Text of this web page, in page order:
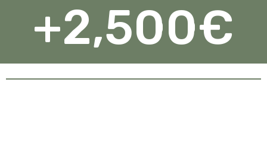
+2,500€